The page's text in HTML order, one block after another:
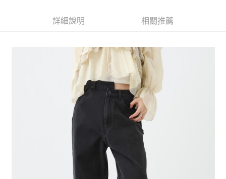
3.實際核准額度、可分期數及費用金額請依後續交易確認頁面所載為準。
4.訂單成立30分鐘內，如未前往確認交易或遇審核未通過，訂單將自動取
1.分期款項不併入電信帳單，「大哥付你分期」於每月結算日後寄送繳費提
2.透過簡訊連結打開帳單後，可選擇「超商條碼／台灣大直營門市／銀行轉
帳／街口支付／iPASS MONEY」等通路繳費。
1.本服務係由「台灣大哥大股份有限公司」（以下簡稱本公司）所提供，讓
用戶於交易時，得透過本服務購買商品或服務，並由商店將買賣／分期付款
買賣價金債權讓與本公司後，依約使用本公司帳單繳交帳款。
2.基於同意付款使用「大哥付你分期」之契約關係目的，商店將以您的個人
資料（包含姓名、電話或地址）提供予台灣大哥大進項蒐集、處理及利用，
由本公司與您本人進行分期帳單所需資料之確認、核對及更正。
3.完整用戶服務條款，請詳閱以下連結：https://oppay.tw/userRule
３．安心：先確認商品／服務後，再付款。
【「AFTEE先享後付」結帳流程】
１．於結帳方式選擇「AFTEE先享後付」後，將跳轉至「AFTEE先享後付」
結帳頁面，進行簡訊認證並確認金額後，即可完成結帳。
２．訂單成立數日內，您將收到繳費通知簡訊。
３．收到繳費通知簡訊後14天內，點擊此簡訊中的連結，可透過四大超商／
ATM／網路銀行／等多元方式進行付款，方視為交易完成。
※ 請注意：結帳手續完成當下不需立刻繳費，但若您需要取消訂單，請聯絡
購買商品的店家。未經商家同意取消之訂單仍視為有效，需透過AFTEE先享
※ 交易是否成功請以「AFTEE先享後付 」之結帳頁面顯示為準，若有關於
是否繳費成功／繳費後需取消欲退款等相關疑問，請聯繫「AFTEE先享後付
https://netprotections.freshdesk.com/support/home
每筆NT$80，滿NT$888(含以上)免運費
每筆NT$80，滿NT$888(含以上)免運費
每筆NT$80，滿NT$1,500(含以上)免運費
每筆NT$80，滿NT$1,500(含以上)免運費
每筆NT$80，滿NT$1,500(含以上)免運費
詳細說明 相關推薦